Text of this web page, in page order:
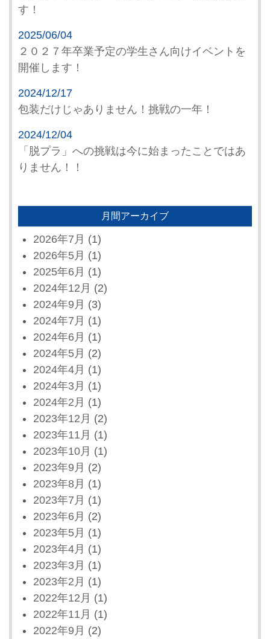
す！
2025/06/04
２０２７年卒業予定の学生さん向けイベントを
開催します！
2024/12/17
包装だけじゃありません！挑戦の一年！
2024/12/04
「脱プラ」への挑戦は今に始まったことではあ
りません！！
月間アーカイブ
2026年7月 (1)
2026年5月 (1)
2025年6月 (1)
2024年12月 (2)
2024年9月 (3)
2024年7月 (1)
2024年6月 (1)
2024年5月 (2)
2024年4月 (1)
2024年3月 (1)
2024年2月 (1)
2023年12月 (2)
2023年11月 (1)
2023年10月 (1)
2023年9月 (2)
2023年8月 (1)
2023年7月 (1)
2023年6月 (2)
2023年5月 (1)
2023年4月 (1)
2023年3月 (1)
2023年2月 (1)
2022年12月 (1)
2022年11月 (1)
2022年9月 (2)